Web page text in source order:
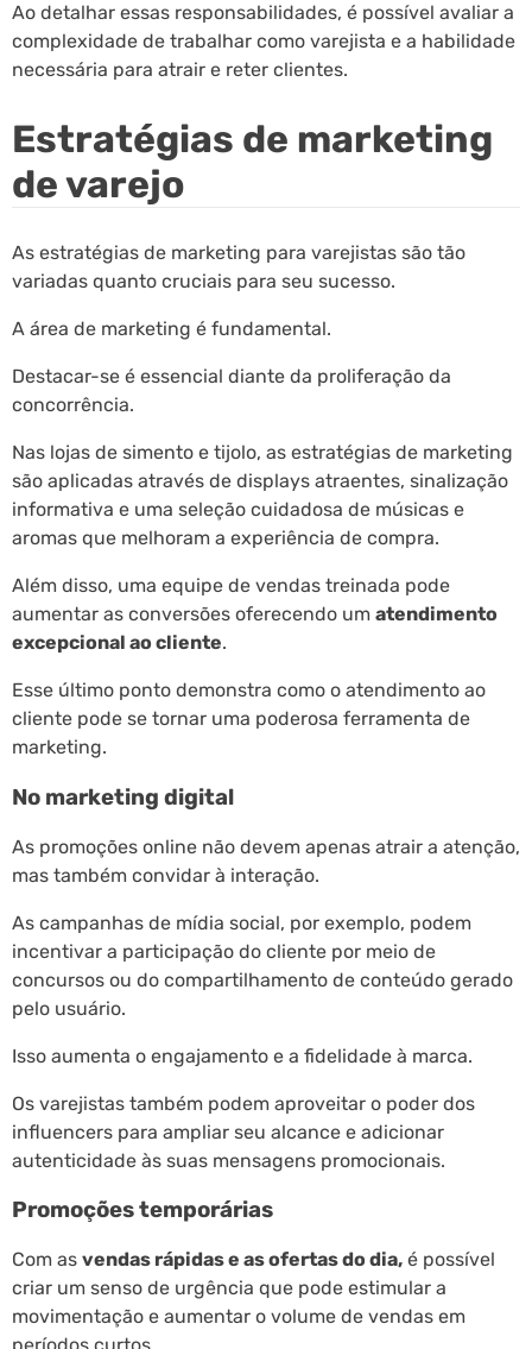
Ao detalhar essas responsabilidades, é possível avaliar a
complexidade de trabalhar como varejista e a habilidade
necessária para atrair e reter clientes.
Estratégias de marketing
de varejo
As estratégias de marketing para varejistas são tão
variadas quanto cruciais para seu sucesso.
A área de marketing é fundamental.
Destacar-se é essencial diante da proliferação da
concorrência.
Nas lojas de simento e tijolo, as estratégias de marketing
são aplicadas através de displays atraentes, sinalização
informativa e uma seleção cuidadosa de músicas e
aromas que melhoram a experiência de compra.
Além disso, uma equipe de vendas treinada pode
aumentar as conversões oferecendo um atendimento
excepcional ao cliente.
Esse último ponto demonstra como o atendimento ao
cliente pode se tornar uma poderosa ferramenta de
marketing.
No marketing digital
As promoções online não devem apenas atrair a atenção,
mas também convidar à interação.
As campanhas de mídia social, por exemplo, podem
incentivar a participação do cliente por meio de
concursos ou do compartilhamento de conteúdo gerado
pelo usuário.
Isso aumenta o engajamento e a fidelidade à marca.
Os varejistas também podem aproveitar o poder dos
influencers para ampliar seu alcance e adicionar
autenticidade às suas mensagens promocionais.
Promoções temporárias
Com as vendas rápidas e as ofertas do dia, é possível
criar um senso de urgência que pode estimular a
movimentação e aumentar o volume de vendas em